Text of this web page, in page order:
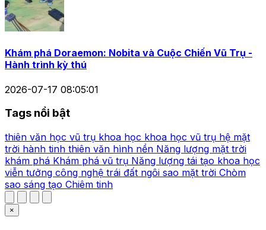
Khám phá Doraemon: Nobita và Cuộc Chiến Vũ Trụ -
Hành trình kỳ thú
2026-07-17 08:05:01
Tags nổi bật
thiên văn học vũ trụ khoa học khoa học vũ trụ hệ mặt
trời hành tinh thiên văn hình nền Năng lượng mặt trời
khám phá Khám phá vũ trụ Năng lượng tái tạo khoa học
viễn tưởng công nghệ trái đất ngôi sao mặt trời Chòm
sao sáng tạo Chiêm tinh
×